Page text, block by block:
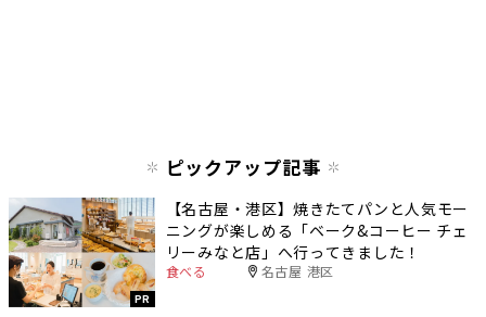
ピックアップ記事
PR
【名古屋・港区】焼きたてパンと人気モー
ニングが楽しめる「ベーク&コーヒー チェ
リーみなと店」へ行ってきました！
食べる 名古屋 港区